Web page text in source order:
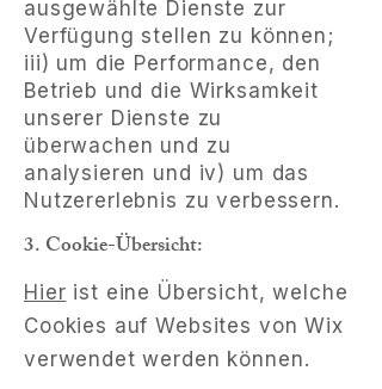
ausgewählte Dienste zur
Verfügung stellen zu können;
iii) um die Performance, den
Betrieb und die Wirksamkeit
unserer Dienste zu
überwachen und zu
analysieren und iv) um das
Nutzererlebnis zu verbessern.
3. Cookie-Übersicht:
Hier ist eine Übersicht, welche
Cookies auf Websites von Wix
verwendet werden können.